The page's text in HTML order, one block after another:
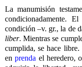
La manumisión
condicionadamente.
condición –v. gr., la de
liber. Mientras se
cumplida, se hace
enprenda el heredero,